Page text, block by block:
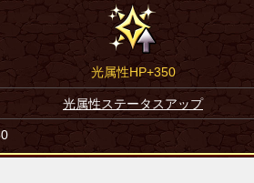
光属性HP+350
光属性ステータスアップ